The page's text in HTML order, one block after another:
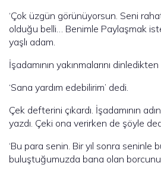
‘Çok üzgün görünüyorsun. Seni
olduğu belli… Benimle Paylaşmak
yaşlı adam.
İşadamının yakınmalarını
‘Sana yardım edebilirim’ dedi.
Çek defterini çıkardı. İşadamının
yazdı. Çeki ona verirken de şöyle
‘Bu para senin. Bir yıl sonra seninle
buluştuğumuzda bana olan borcunu